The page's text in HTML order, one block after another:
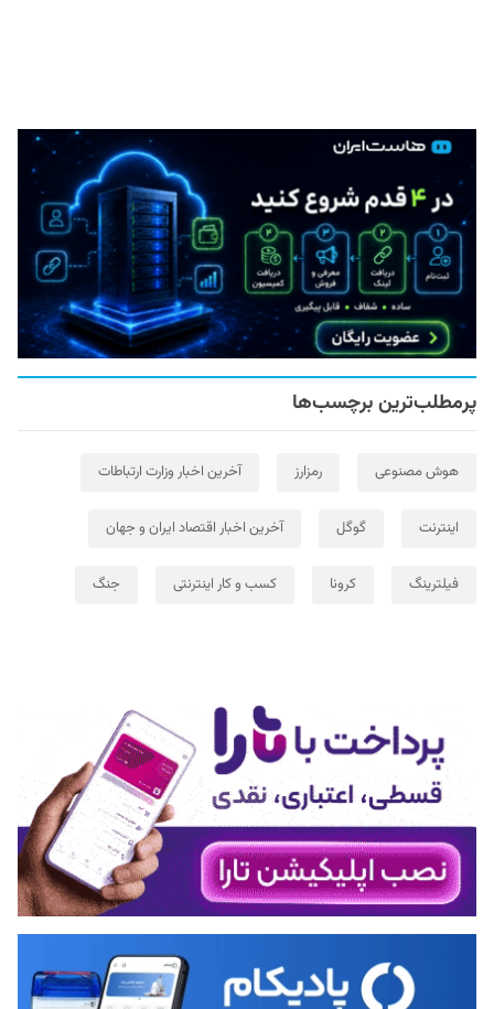
پرمطلب‌ترین برچسب‌ها
هوش مصنوعی رمزارز آخرین اخبار وزارت ارتباطات
اینترنت گوگل آخرین اخبار اقتصاد ایران و جهان
فیلترینگ کرونا کسب و کار اینترنتی جنگ